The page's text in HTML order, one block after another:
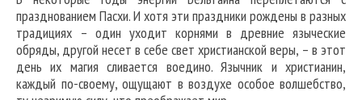
празднованием Пасхи. И хотя эти праздники рождены в разных
традициях – один уходит корнями в древние языческие
обряды, другой несет в себе свет христианской веры, – в этот
день их магия сливается воедино. Язычник и христианин,
каждый по-своему, ощущают в воздухе особое волшебство,